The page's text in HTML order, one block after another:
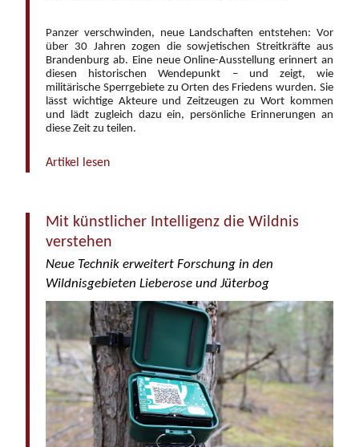
Panzer verschwinden, neue Landschaften entstehen: Vor
über 30 Jahren zogen die sowjetischen Streitkräfte aus
Brandenburg ab. Eine neue Online-Ausstellung erinnert an
diesen historischen Wendepunkt – und zeigt, wie
militärische Sperrgebiete zu Orten des Friedens wurden. Sie
lässt wichtige Akteure und Zeitzeugen zu Wort kommen
und lädt zugleich dazu ein, persönliche Erinnerungen an
diese Zeit zu teilen.
Artikel lesen
Mit künstlicher Intelligenz die Wildnis
verstehen
Neue Technik erweitert Forschung in den
Wildnisgebieten Lieberose und Jüterbog